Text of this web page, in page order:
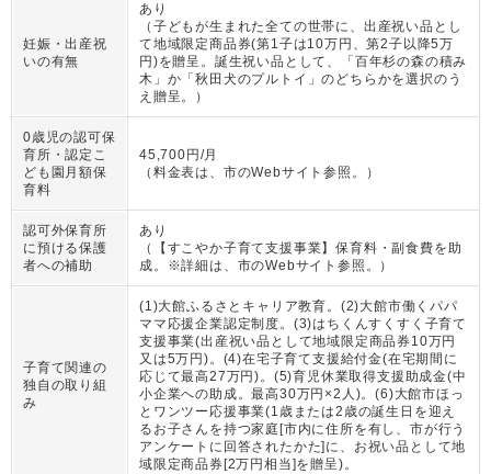
妊娠・出産祝
いの有無
あり
（ 子どもが生まれた全ての世帯に、出産祝い品とし
て地域限定商品券(第1子は10万円、第2子以降5万
円)を贈呈。誕生祝い品として、「百年杉の森の積み
木」か「秋田犬のプルトイ」のどちらかを選択のう
え贈呈。
）
0歳児の認可保
育所・認定こ
ども園月額保
育料
45,700円/月
（ 料金表は、市のWebサイト参照。 ）
認可外保育所
に預ける保護
者への補助
あり
（
【すこやか子育て支援事業】保育料・副食費を助
成。※詳細は、市のWebサイト参照。
）
子育て関連の
独自の取り組
み
(1)大館ふるさとキャリア教育。(2)大館市働くパパ
ママ応援企業認定制度。(3)はちくんすくすく子育て
支援事業(出産祝い品として地域限定商品券10万円
又は5万円)。(4)在宅子育て支援給付金(在宅期間に
応じて最高27万円)。(5)育児休業取得支援助成金(中
小企業への助成。最高30万円×2人)。(6)大館市ほっ
とワンツー応援事業(1歳または2歳の誕生日を迎え
るお子さんを持つ家庭[市内に住所を有し、市が行う
アンケートに回答されたかた]に、お祝い品として地
域限定商品券[2万円相当]を贈呈)。